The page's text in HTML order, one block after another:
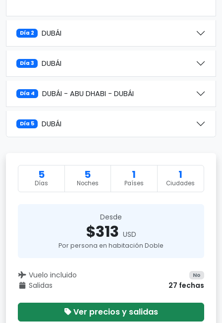
Día 2 DUBÁI
Día 3 DUBÁI
Día 4 DUBÁI - ABU DHABI - DUBÁI
Día 5 DUBÁI
5
Días
5
Noches
1
Países
1
Ciudades
Desde
$313 USD
Por persona en habitación Doble
Vuelo incluido No
Salidas 27 fechas
Ver precios y salidas